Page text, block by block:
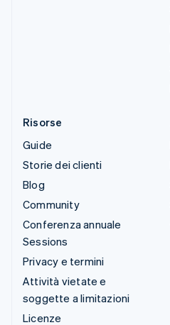
Risorse
Guide
Storie dei clienti
Blog
Community
Conferenza annuale
Sessions
Privacy e termini
Attività vietate e
soggette a limitazioni
Licenze